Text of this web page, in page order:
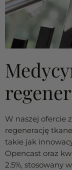
W naszej ofercie
regenerację
takie jak
Opencast oraz
2.5%, stosowany